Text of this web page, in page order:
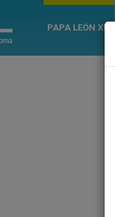
PAPA LEÓN XIV